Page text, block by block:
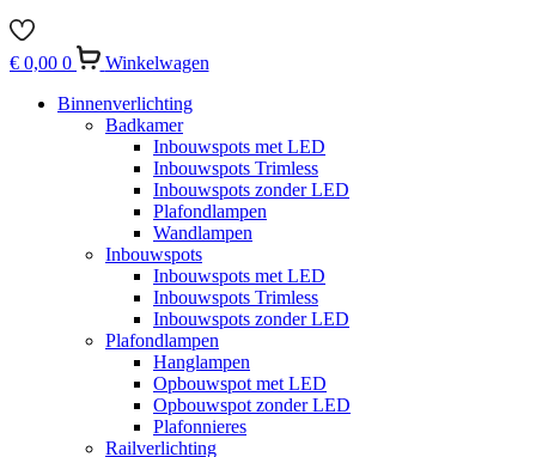
€ 0,00 0
Winkelwagen
Binnenverlichting
Badkamer
Inbouwspots met LED
Inbouwspots Trimless
Inbouwspots zonder LED
Plafondlampen
Wandlampen
Inbouwspots
Inbouwspots met LED
Inbouwspots Trimless
Inbouwspots zonder LED
Plafondlampen
Hanglampen
Opbouwspot met LED
Opbouwspot zonder LED
Plafonnieres
Railverlichting